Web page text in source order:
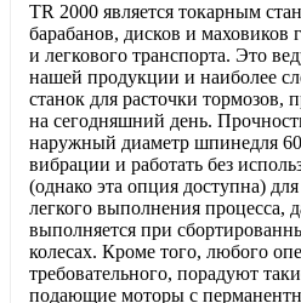
TR 2000 является токарным
барабанов, дисков и маховиков
и легкового транспорта. Это
нашей продукции и наиболее
станок для расточки тормозов,
на сегодняшний день.
наружный диаметр шпинедля
вибрации и работать без
(однако эта опция доступна)
легкого выполнения процесса,
выполняется при
колесах. Кроме того, любого
требовательного, порадуют
подающие моторы с